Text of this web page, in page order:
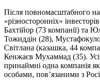
Після повномасштабного
«різносторонніх»
Бахтійор (73 компанії) та
Тожиддін (28),
Світлана (казашка, 44
Кенжаєв Мухаммад (35).
принаймні одна компанія
особами, повʼязаними з